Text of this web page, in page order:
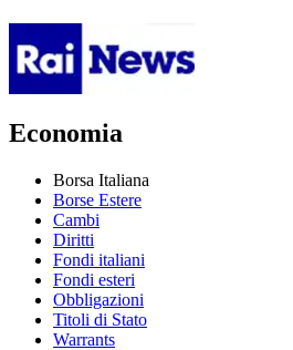
Economia
Borsa Italiana
Borse Estere
Cambi
Diritti
Fondi italiani
Fondi esteri
Obbligazioni
Titoli di Stato
Warrants